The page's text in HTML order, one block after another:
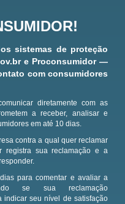
sistemas de proteção
e Proconsumidor —
com consumidores
diretamente com as
a receber, analisar e
em até 10 dias.
contra a qual quer reclamar
registra sua reclamação e a
para comentar e avaliar a
se sua reclamação
seu nível de satisfação